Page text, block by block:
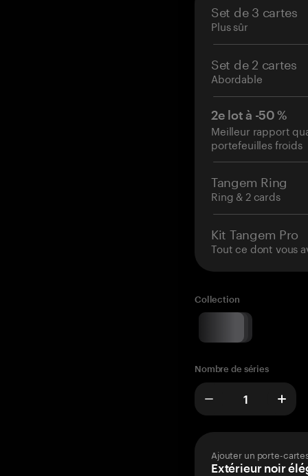
Set de 3 cartes
Plus sûr
Set de 2 cartes
Abordable
2e lot à -50 %
Meilleur rapport
portefeuilles froids
Tangem Ring
Ring & 2 cards
Kit Tangem Pro
Tout ce dont vous
Collection
Nombre de séries
Ajouter un porte-
Extérieur noir